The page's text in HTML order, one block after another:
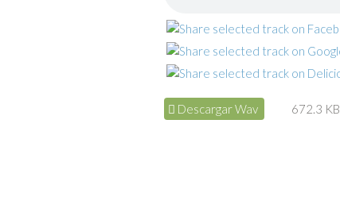
Descargar Wav 672.3 KB